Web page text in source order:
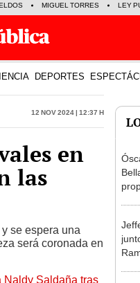
MIGUEL TORRES LEY
DEPORTES
12 Nov 2024 | 12:37 h
en
las
se espera una
será coronada en
Naldy Saldaña tras
tipo